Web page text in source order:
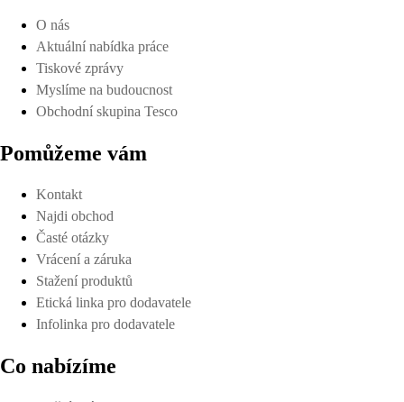
O nás
Aktuální nabídka práce
Tiskové zprávy
Myslíme na budoucnost
Obchodní skupina Tesco
Pomůžeme vám
Kontakt
Najdi obchod
Časté otázky
Vrácení a záruka
Stažení produktů
Etická linka pro dodavatele
Infolinka pro dodavatele
Co nabízíme